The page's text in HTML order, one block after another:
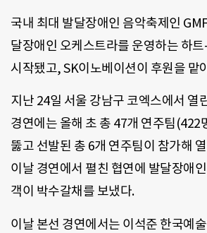
국내 최대 발달장애인 음악축제인
달장애인 오케스트라를 운영하는 하
시작됐고, SK이노베이션이 후원을 맡
지난 24일 서울 강남구 코엑스에서 열
경연에는 올해 초 총 47개 연주팀(422
뚫고 선발된 총 6개 연주팀이 참가해
이날 경연에서 펼친 협연에 발달장애
객이 박수갈채를 보냈다.
이날 본선 경연에서는 이석준 한국예